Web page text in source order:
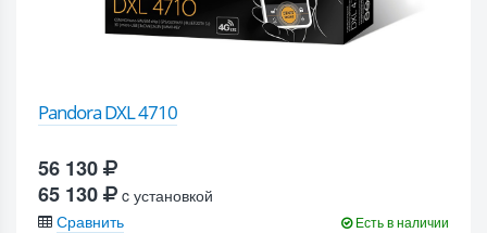
Pandora DXL 4710
56 130
65 130
c установкой
Сравнить
Есть в наличии